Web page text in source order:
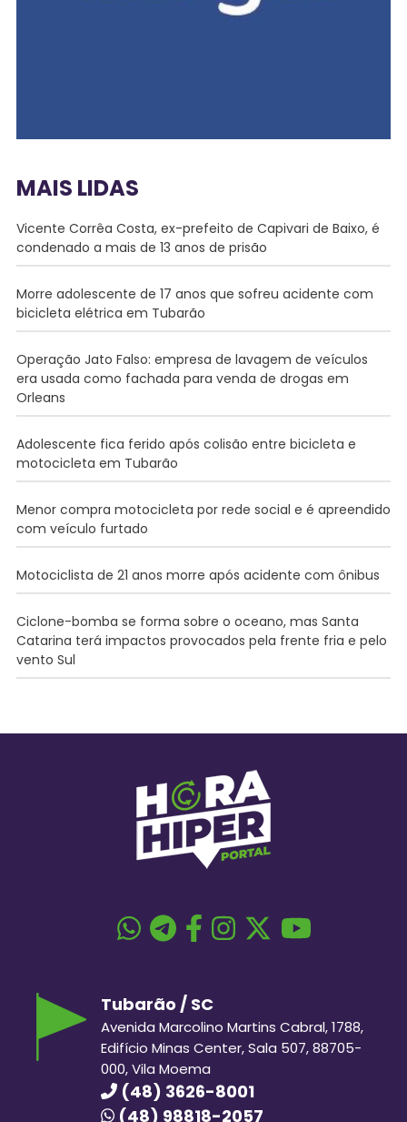
MAIS LIDAS
Vicente Corrêa Costa, ex-prefeito de Capivari de Baixo, é
condenado a mais de 13 anos de prisão
Morre adolescente de 17 anos que sofreu acidente com
bicicleta elétrica em Tubarão
Operação Jato Falso: empresa de lavagem de veículos
era usada como fachada para venda de drogas em
Orleans
Adolescente fica ferido após colisão entre bicicleta e
motocicleta em Tubarão
Menor compra motocicleta por rede social e é apreendido
com veículo furtado
Motociclista de 21 anos morre após acidente com ônibus
Ciclone-bomba se forma sobre o oceano, mas Santa
Catarina terá impactos provocados pela frente fria e pelo
vento Sul
Tubarão / SC
Avenida Marcolino Martins Cabral, 1788,
Edifício Minas Center, Sala 507, 88705-
000, Vila Moema
(48) 3626-8001
(48) 98818-2057